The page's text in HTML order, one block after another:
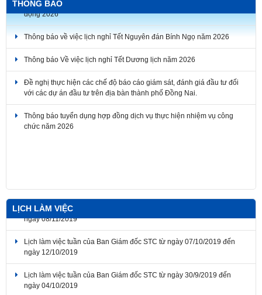
THÔNG BÁO
với các dự án đầu tư trên địa bàn thành phố Đồng Nai.
chức năm 2026
LỊCH LÀM VIỆC
Lịch làm việc tuần của Ban Giám đốc STC từ ngày 07/10/2019 đến
ngày 12/10/2019
Lịch làm việc tuần của Ban Giám đốc STC từ ngày 30/9/2019 đến
ngày 04/10/2019
Lịch làm việc tuần của Ban Giám đốc STC từ ngày 23/12/2019 đến